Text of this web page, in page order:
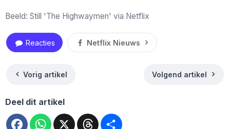
Beeld: Still 'The Highwaymen' via Netflix
Reacties Netflix Nieuws
Vorig artikel Volgend artikel
Deel dit artikel
FacebookWhatsApp
X Threads